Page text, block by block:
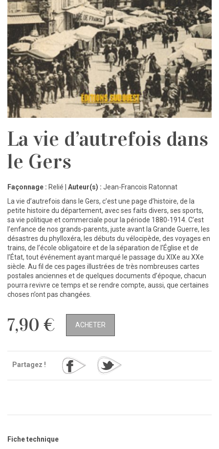
La vie d’autrefois dans
le Gers
Façonnage : Relié | Auteur(s) : Jean-Francois Ratonnat
La vie d’autrefois dans le Gers, c’est une page d’histoire, de la
petite histoire du département, avec ses faits divers, ses sports,
sa vie politique et commerciale pour la période 1880-1914. C’est
l’enfance de nos grands-parents, juste avant la Grande Guerre, les
désastres du phylloxéra, les débuts du vélocipède, des voyages en
trains, de l’école obligatoire et de la séparation de l’Église et de
l’État, tout événement ayant marqué le passage du XIXe au XXe
siècle. Au fil de ces pages illustrées de très nombreuses cartes
postales anciennes et de quelques documents d’époque, chacun
pourra revivre ce temps et se rendre compte, aussi, que certaines
choses n’ont pas changées.
7,90 € ACHETER
Partagez !
Fiche technique